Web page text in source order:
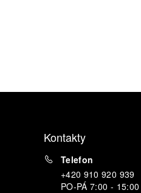
Kontakty
Telefon
+420 910 920 939
PO-PÁ 7:00 - 15:00